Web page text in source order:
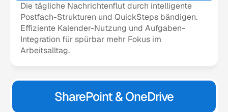
Die tägliche Nachrichtenflut durch intelligente
Postfach-Strukturen und QuickSteps bändigen.
Effiziente Kalender-Nutzung und Aufgaben-
Integration für spürbar mehr Fokus im
Arbeitsalltag.
SharePoint & OneDrive